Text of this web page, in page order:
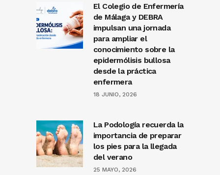
El Colegio de Enfermería
de Málaga y DEBRA
impulsan una jornada
para ampliar el
conocimiento sobre la
epidermólisis bullosa
desde la práctica
enfermera
18 JUNIO, 2026
La Podología recuerda la
importancia de preparar
los pies para la llegada
del verano
25 MAYO, 2026